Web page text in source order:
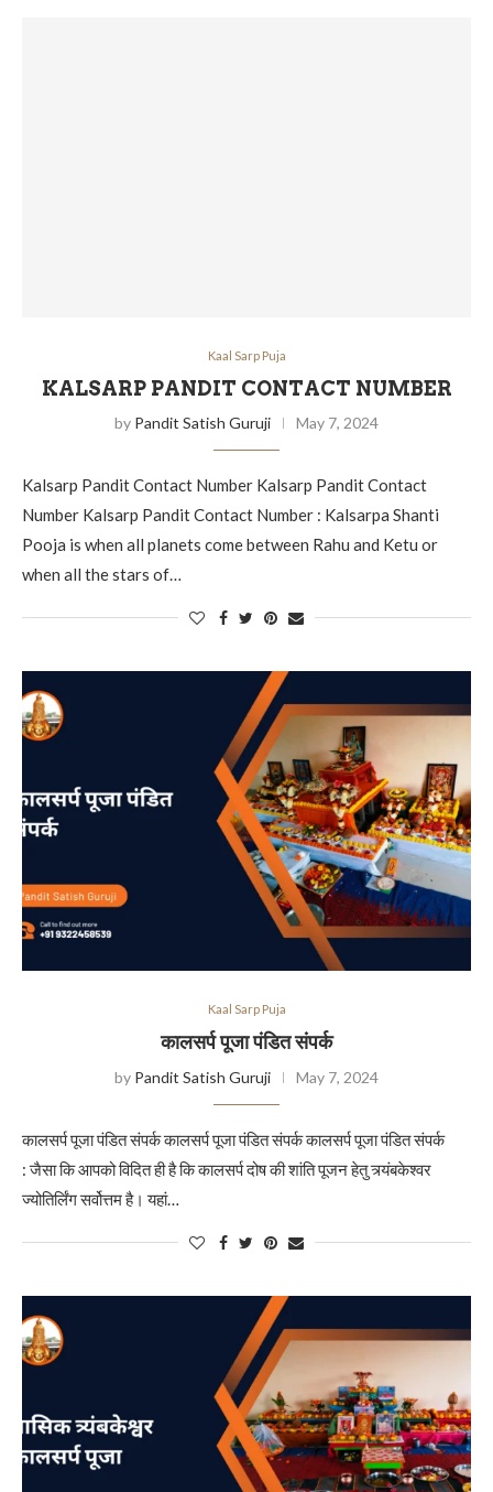
Kaal Sarp Puja
KALSARP PANDIT CONTACT NUMBER
by Pandit Satish Guruji May 7, 2024
Kalsarp Pandit Contact Number Kalsarp Pandit Contact
Number Kalsarp Pandit Contact Number : Kalsarpa Shanti
Pooja is when all planets come between Rahu and Ketu or
when all the stars of…
Kaal Sarp Puja
कालसर्प पूजा पंडित संपर्क
by Pandit Satish Guruji May 7, 2024
कालसर्प पूजा पंडित संपर्क कालसर्प पूजा पंडित संपर्क कालसर्प पूजा पंडित संपर्क
: जैसा कि आपको विदित ही है कि कालसर्प दोष की शांति पूजन हेतु त्र्यंबकेश्वर
ज्योतिर्लिंग सर्वोत्तम है। यहां…